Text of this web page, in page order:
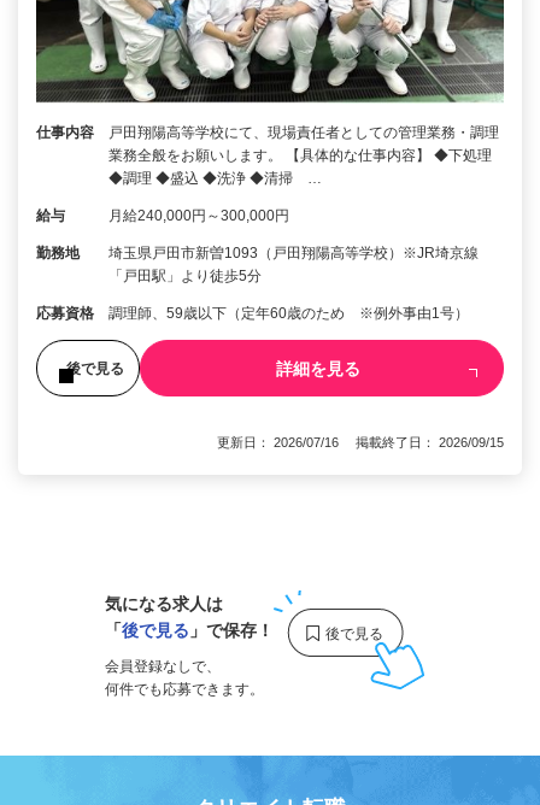
仕事内容
戸田翔陽高等学校にて、現場責任者としての管理業務・調理
業務全般をお願いします。 【具体的な仕事内容】 ◆下処理
◆調理 ◆盛込 ◆洗浄 ◆清掃 …
給与 月給240,000円～300,000円
勤務地
埼玉県戸田市新曽1093（戸田翔陽高等学校）※JR埼京線
「戸田駅」より徒歩5分
応募資格 調理師、59歳以下（定年60歳のため ※例外事由1号）
後で見る 詳細を見る
更新日： 2026/07/16 掲載終了日： 2026/09/15
気になる求人は
「後で見る 」で保存！
会員登録なしで、
何件でも応募できます。